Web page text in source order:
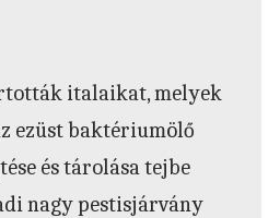
italaikat, melyek
ezüst baktériumölő
és tárolása tejbe
nagy pestisjárvány